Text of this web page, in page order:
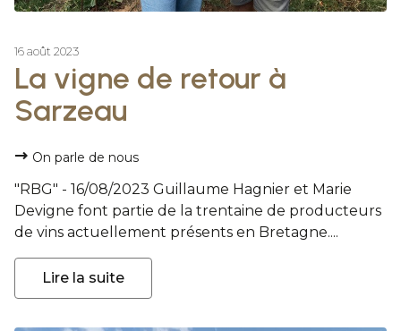
16 août 2023
La vigne de retour à
Sarzeau
On parle de nous
"RBG" - 16/08/2023 Guillaume Hagnier et Marie
Devigne font partie de la trentaine de producteurs
de vins actuellement présents en Bretagne....
Lire la suite